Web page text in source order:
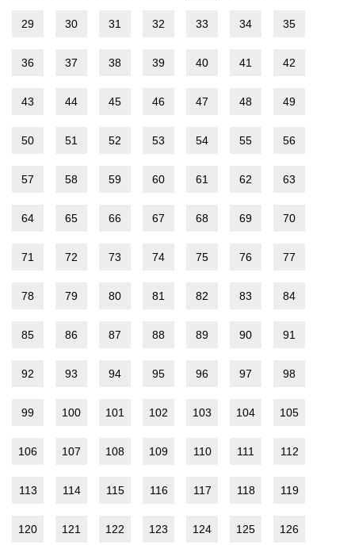
29 30 31 32 33 34 35
36 37 38 39 40 41 42
43 44 45 46 47 48 49
50 51 52 53 54 55 56
57 58 59 60 61 62 63
64 65 66 67 68 69 70
71 72 73 74 75 76 77
78 79 80 81 82 83 84
85 86 87 88 89 90 91
92 93 94 95 96 97 98
99 100 101 102 103 104 105
106 107 108 109 110 111 112
113 114 115 116 117 118 119
120 121 122 123 124 125 126